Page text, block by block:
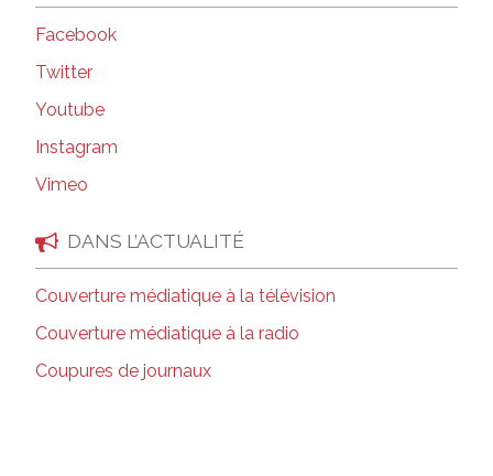
Facebook
Twitter
Youtube
Instagram
Vimeo
DANS L’ACTUALITÉ
Couverture médiatique à la télévision
Couverture médiatique à la radio
Coupures de journaux